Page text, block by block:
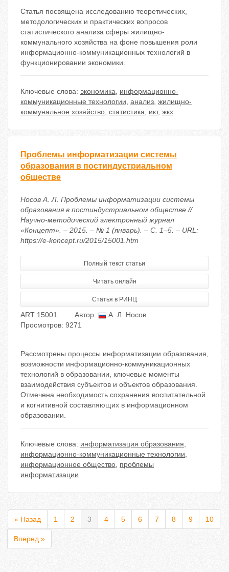
Статья посвящена исследованию теоретических,
методологических и практических вопросов
статистического анализа сферы жилищно-
коммунального хозяйства на фоне повышения роли
информационно-коммуникационных технологий в
функционировании экономики.
Ключевые слова: экономика, информационно-
коммуникационные технологии, анализ, жилищно-
коммунальное хозяйство, статистика, икт, жкх
Проблемы информатизации системы
образования в постиндустриальном
обществе
Носов А. Л. Проблемы информатизации системы
образования в постиндустриальном обществе //
Научно-методический электронный журнал
«Концепт». – 2015. – № 1 (январь). – С. 1–5. – URL:
https://e-koncept.ru/2015/15001.htm
Полный текст статьи
Читать онлайн
Статья в РИНЦ
ART 15001 Автор:
А. Л. Носов
Просмотров: 9271
Рассмотрены процессы информатизации образования,
возможности информационно-коммуникационных
технологий в образовании, ключевые моменты
взаимодействия субъектов и объектов образования.
Отмечена необходимость сохранения воспитательной
и когнитивной составляющих в информационном
образовании.
Ключевые слова: информатизация образования,
информационно-коммуникационные технологии,
информационное общество, проблемы
информатизации
« Назад 1 2 3 4 5 6 7 8 9 10
Вперед »